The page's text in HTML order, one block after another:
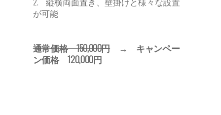
が可能
通常価格 150,000円 → キャンペー
ン価格 120,000円